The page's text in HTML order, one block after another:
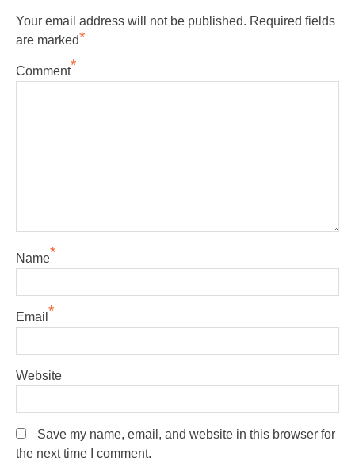
Your email address will not be published. Required fields
are marked*
Comment*
Name*
Email *
Website
Save my name, email, and website in this browser for
the next time I comment.